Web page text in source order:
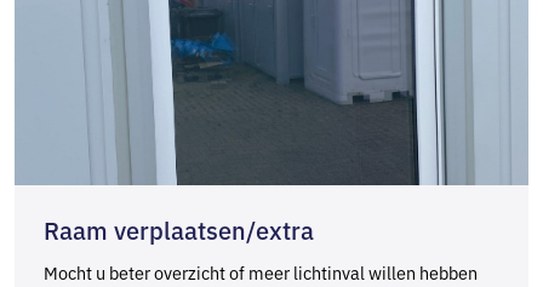
Raam verplaatsen/extra
Mocht u beter overzicht of meer lichtinval willen hebben